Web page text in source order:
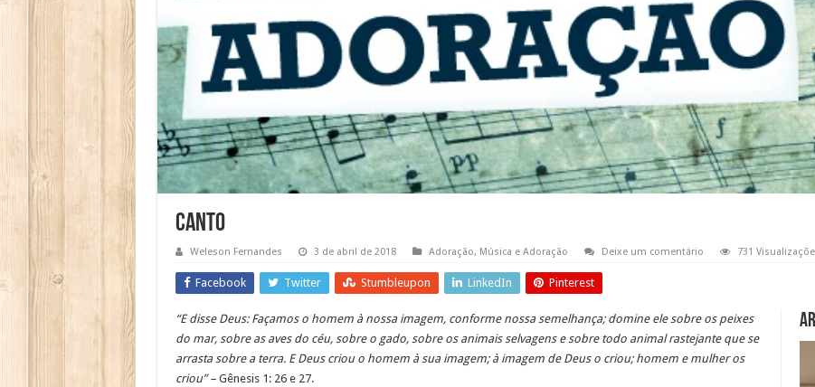
Canto
Weleson Fernandes 3 de abril de 2018 Adoração, Música e Adoração Deixe um comentário 731
Facebook Twitter Stumbleupon LinkedIn Pinterest
“E disse Deus: Façamos o homem à nossa imagem, conforme nossa semelhança; domine ele sobre os peixes
do mar, sobre as aves do céu, sobre o gado, sobre os animais selvagens e sobre todo animal rastejante que se
arrasta sobre a terra. E Deus criou o homem à sua imagem; à imagem de Deus o criou; homem e mulher os
criou” – Gênesis 1: 26 e 27.